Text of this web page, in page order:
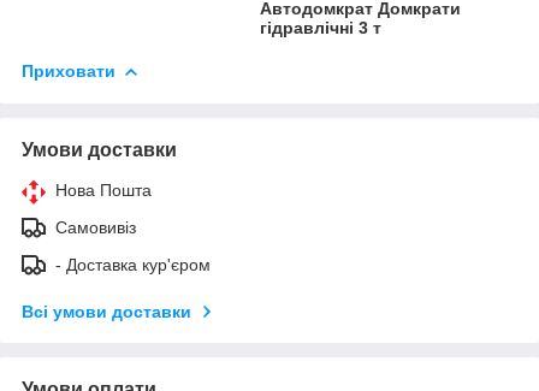
Автодомкрат Домкрати
гідравлічні 3 т
Приховати
Умови доставки
Нова Пошта
Самовивіз
- Доставка кур'єром
Всі умови доставки